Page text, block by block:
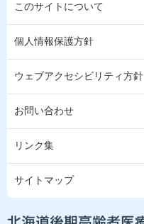
このサイトについて
個人情報保護方針
ウェブアクセシビリティ方針
お問い合わせ
リンク集
サイトマップ